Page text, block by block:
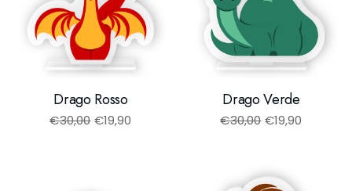
Drago Rosso
€30,00 €19,90
Drago Verde
€30,00 €19,90